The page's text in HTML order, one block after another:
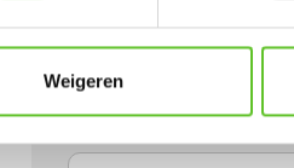
Weigeren